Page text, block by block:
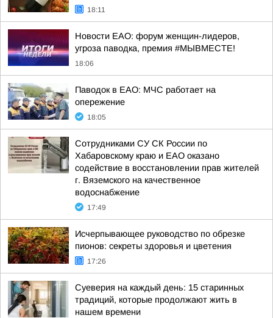
18:11
Новости ЕАО: форум женщин-лидеров,
угроза паводка, премия #МЫВМЕСТЕ!
18:06
Паводок в ЕАО: МЧС работает на
опережение
18:05
Сотрудниками СУ СК России по
Хабаровскому краю и ЕАО оказано
содействие в восстановлении прав жителей
г. Вяземского на качественное
водоснабжение
17:49
Исчерпывающее руководство по обрезке
пионов: секреты здоровья и цветения
17:26
Суеверия на каждый день: 15 старинных
традиций, которые продолжают жить в
нашем времени